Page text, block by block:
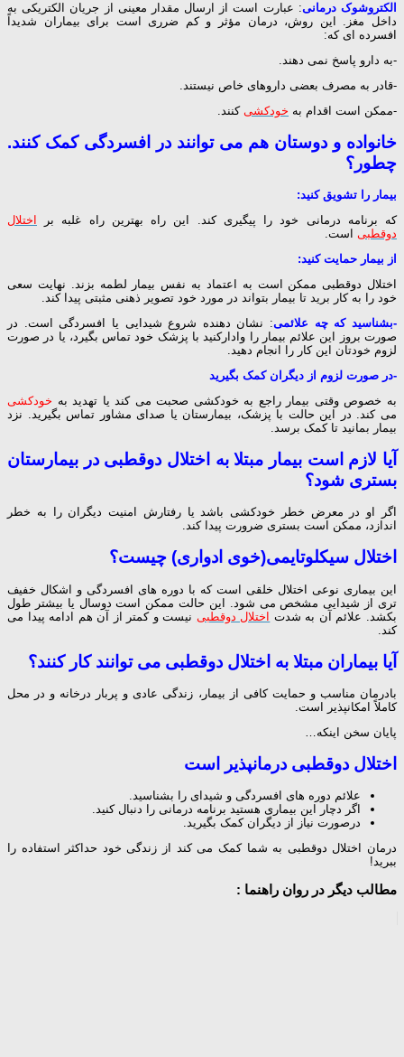
الکتروشوک درمانی: عبارت است از ارسال مقدار معینی از جریان الکتریکی به
داخل مغز. این روش، درمان مؤثر و کم ضرری است برای بیماران شدیداً
افسرده ای که:
-به دارو پاسخ نمی دهند.
-قادر به مصرف بعضی داروهای خاص نیستند.
-ممکن است اقدام به خودکشی کنند.
خانواده و دوستان هم می توانند در افسردگی کمک کنند.
چطور؟
بیمار را تشویق کنید:
که برنامه درمانی خود را پیگیری کند. این راه بهترین راه غلبه بر
اختلال
دوقطبی است.
از بیمار حمایت کنید:
اختلال دوقطبی ممکن است به اعتماد به نفس بیمار لطمه بزند. نهایت سعی
خود را به کار برید تا بیمار بتواند در مورد خود تصویر ذهنی مثبتی پیدا کند.
-بشناسید که چه علائمی: نشان دهنده شروع شیدایی یا افسردگی
است. در
صورت بروز این علائم بیمار را وادارکنید با پزشک خود تماس بگیرد، یا در صورت
لزوم خودتان این کار را انجام دهید.
-در صورت لزوم از دیگران کمک بگیرید
به خصوص وقتی بیمار راجع به خودکشی صحبت می کند یا تهدید به خودکشی
می کند. در این حالت با پزشک، بیمارستان یا صدای مشاور تماس بگیرید. نزد
بیمار بمانید تا کمک برسد.
آیا لازم است بیمار مبتلا به اختلال دوقطبی در بیمارستان
بستری شود؟
اگر او در معرض خطر خودکشی باشد یا رفتارش امنیت دیگران را به خطر
اندازد، ممکن است بستری ضرورت پیدا کند.
اختلال سیکلوتایمی(خوی ادواری) چیست؟
این بیماری نوعی اختلال خلقی است که با دوره های افسردگی و اشکال خفیف
تری از شیدایی مشخص می شود. این حالت ممکن است دوسال یا بیشتر طول
بکشد. علائم آن به شدت اختلال دوقطبی نیست و کمتر از آن هم ادامه پیدا می
کند.
آیا بیماران مبتلا به اختلال دوقطبی می توانند کار کنند؟
بادرمان مناسب و حمایت کافی از بیمار، زندگی عادی و پربار درخانه و در محل
کاملاً امکانپذیر است.
پایان سخن اینکه…
اختلال دوقطبی درمانپذیر است
علائم دوره های افسردگی و شیدای را بشناسید.
اگر دچار این بیماری هستید برنامه درمانی را دنبال کنید.
درصورت نیاز از دیگران کمک بگیرید.
درمان اختلال دوقطبی به شما کمک می کند از زندگی خود حداکثر استفاده را
ببرید!
مطالب دیگر در روان راهنما :